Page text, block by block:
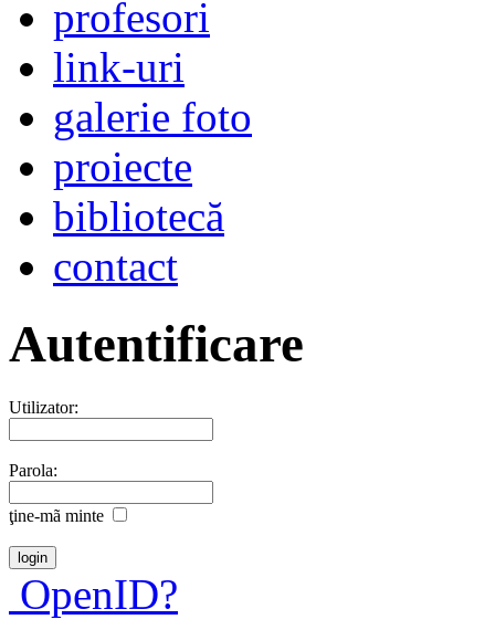
profesori
link-uri
galerie foto
proiecte
bibliotecă
contact
Autentificare
Utilizator:
Parola:
ţine-mã minte
OpenID?